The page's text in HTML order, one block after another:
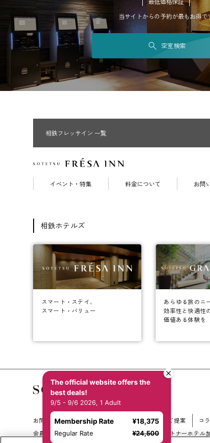
当サイトからの予約が最もお得で
空室検索
相鉄フレッサイン 一覧
イベント・特集 料金について お問
相鉄ホテルズ
スマート・ステイ、
スマート・バリュー
あらゆる旅のニ
効率性と快適性
価値ある体験を
お問い合わせ 会社概要 新規ホテル開発のご提案 コ
会員規約
サイトマップ 相鉄ホテルズ パートナーホテル
The official website offers the
best deals!
9/5 - 9/6 2026, 1 Adult
Membership Rate ¥18,375
Regular Rate ¥24,500